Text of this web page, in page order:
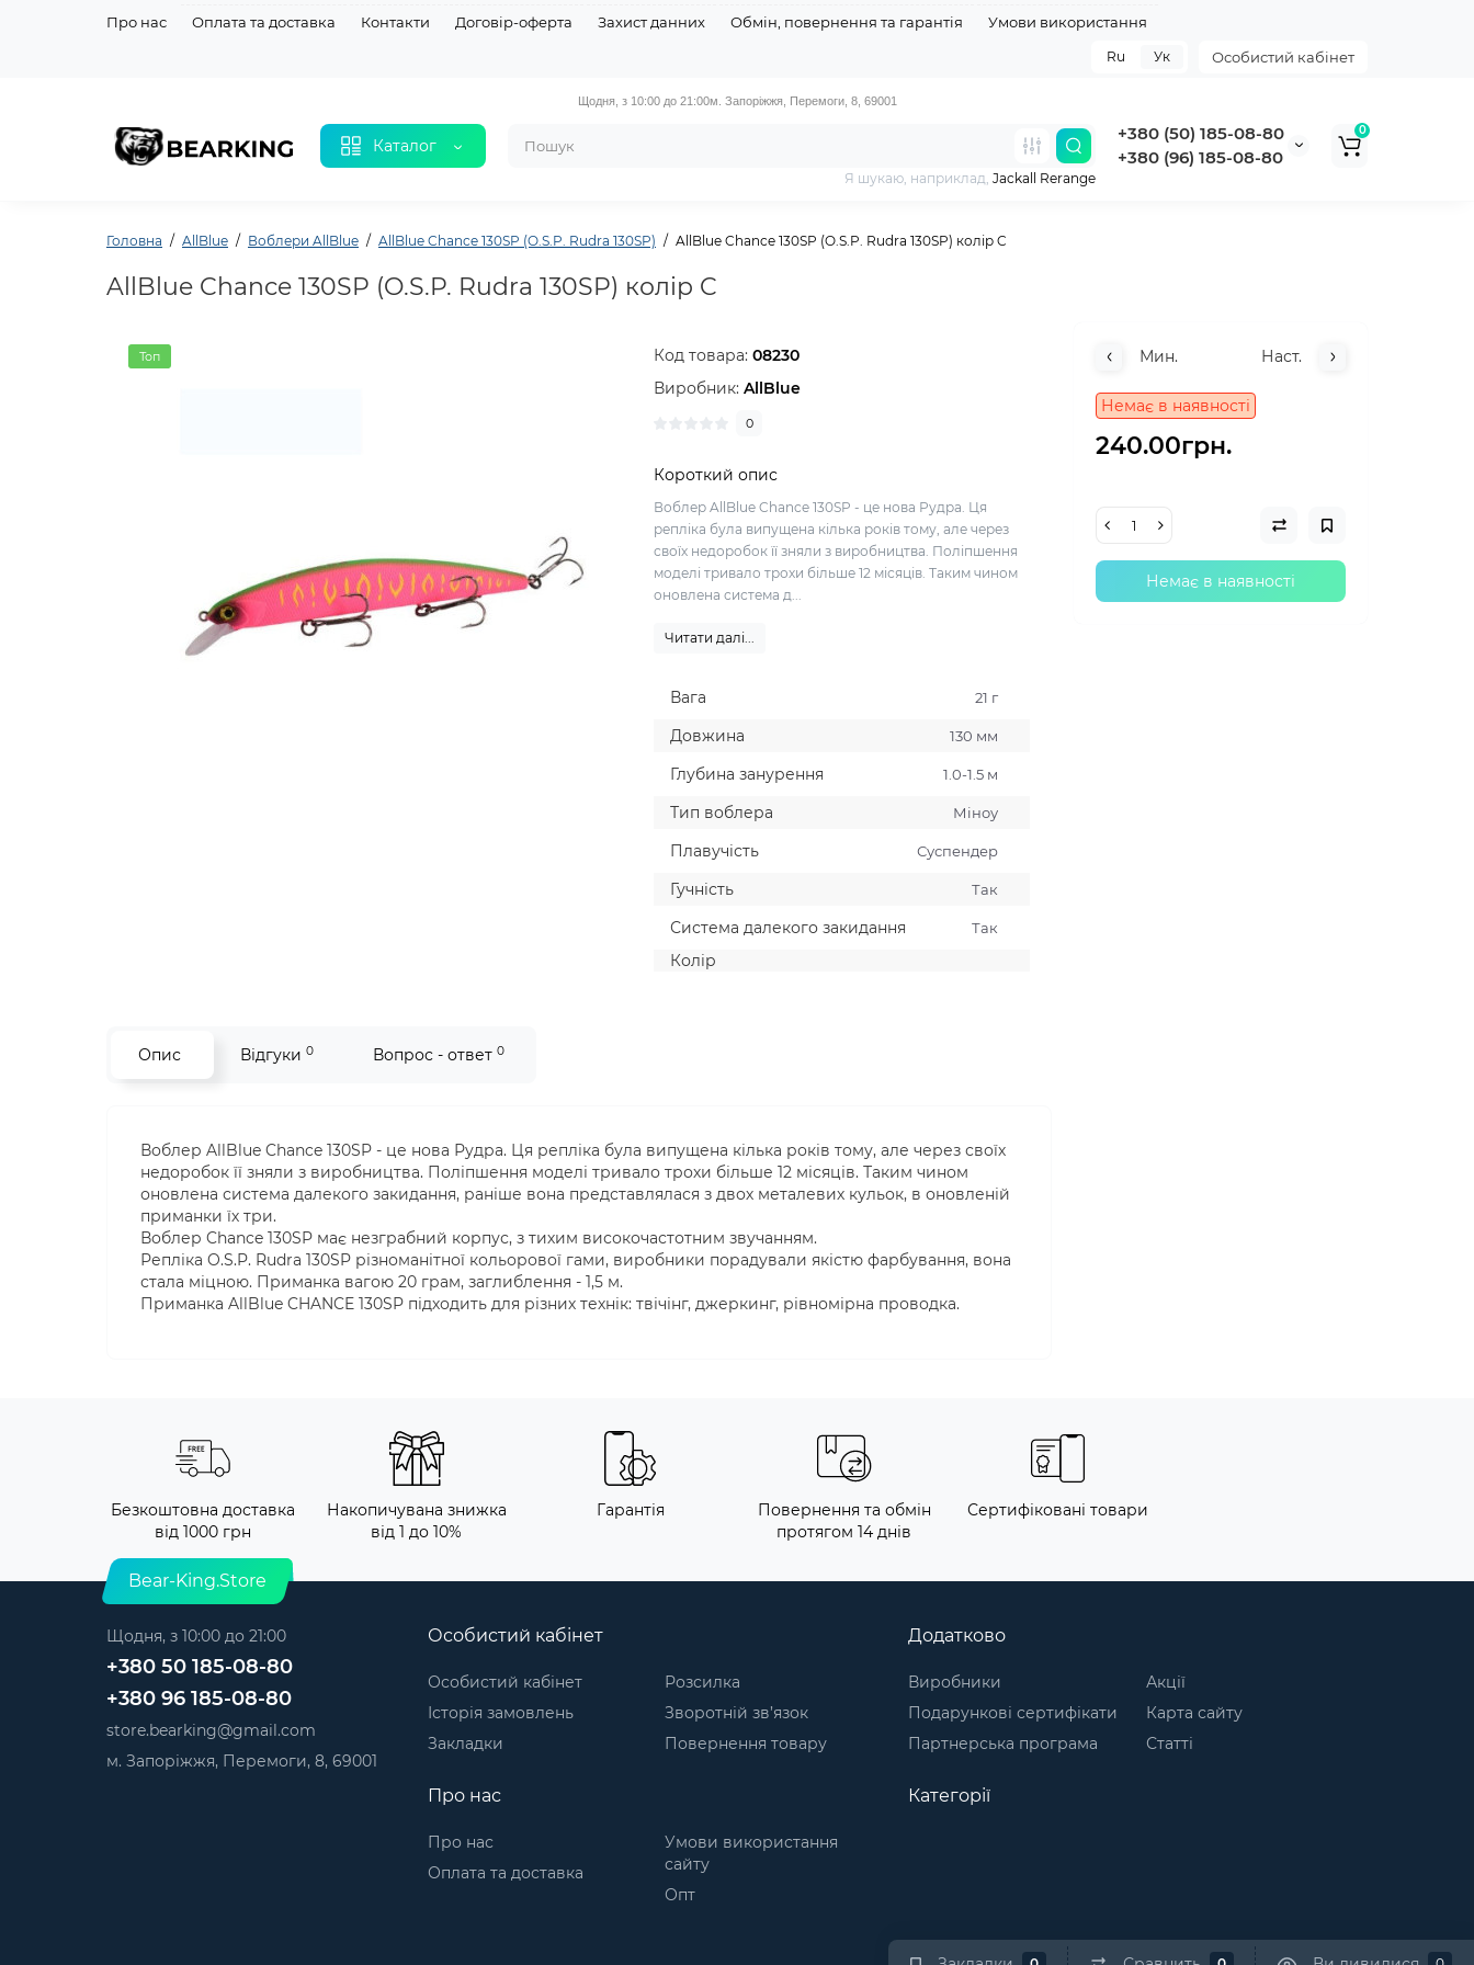
Про нас Оплата та доставка Контакти Договір-оферта Захист данних Обмін, повернення та гарантія
Умови використання
Особистий кабінет
Ru Ук
Каталог
Щодня, з 10:00 до 21:00м. Запоріжжя, Перемоги, 8, 69001
+380 (50) 185-08-80
+380 (96) 185-08-80
Я шукаю, наприклад, Jackall Rerange
0
Головна AllBlue Воблери AllBlue AllBlue Chance 130SP (O.S.P. Rudra 130SP) AllBlue Chance 130SP (O.S.P. Rudra 130SP) колір C
AllBlue Chance 130SP (O.S.P. Rudra 130SP) колір C
Топ Код товара:08230
Виробник:AllBlue
0
Короткий опис
Воблер AllBlue Chance 130SP - це нова Рудра. Ця
репліка була випущена кілька років тому, але через
своїх недоробок її зняли з виробництва. Поліпшення
моделі тривало трохи більше 12 місяців. Таким чином
оновлена система д...
Читати далі...
Вага 21 г
Довжина 130 мм
Глубина занурення 1.0-1.5 м
Тип воблера Мiноу
Плавучiсть Суспендер
Гучнiсть Так
Система далекого закидання Так
Колiр
Мин. Наст.
Немає в наявності
240.00грн.
Немає в наявності
Опис Відгуки 0 Вопрос - ответ 0
Воблер AllBlue Chance 130SP - це нова Рудра. Ця репліка була випущена кілька років тому, але через своїх
недоробок її зняли з виробництва. Поліпшення моделі тривало трохи більше 12 місяців. Таким чином
оновлена система далекого закидання, раніше вона представлялася з двох металевих кульок, в оновленій
приманки їх три.
Воблер Chance 130SP має незграбний корпус, з тихим високочастотним звучанням.
Репліка O.S.P. Rudra 130SP різноманітної кольорової гами, виробники порадували якістю фарбування, вона
стала міцною. Приманка вагою 20 грам, заглиблення - 1,5 м.
Приманка AllBlue CHANCE 130SP підходить для різних технік: твічінг, джеркинг, рівномірна проводка.
Безкоштовна доставка
від 1000 грн
Накопичувана знижка
від 1 до 10%
Гарантія
Повернення та обмін
протягом 14 днів
Сертифіковані товари
Bear-King.Store
Щодня, з 10:00 до 21:00
+380 50 185-08-80
+380 96 185-08-80
store.bearking@gmail.com
м. Запоріжжя, Перемоги, 8, 69001
Особистий кабінет
Особистий кабінет
Історія замовлень
Закладки
Розсилка
Зворотній зв’язок
Повернення товару
Додатково
Виробники
Подарункові сертифікати
Партнерська програма
Акції
Карта сайту
Статті
Про нас
Про нас
Оплата та доставка
Умови використання
сайту
Опт
Категорії